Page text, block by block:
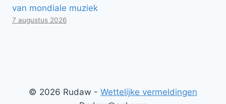
van mondiale muziek
7 augustus 2026
© 2026 Rudaw - Wettelijke vermeldingen